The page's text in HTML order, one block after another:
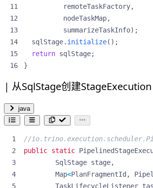
remoteTaskFactory,
nodeTaskMap,
summarizeTaskInfo);
sqlStage. initialize();
return sqlStage;
}
从SqlStage创建StageExecution
java
//
public static
SqlStage stage,
Map<PlanFragmentId ,
TaskLifecycleListener